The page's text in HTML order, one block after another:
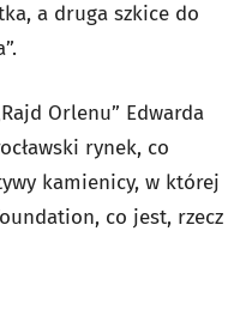
a druga szkice do
Orlenu” Edwarda
rynek, co
kamienicy, w której
co jest, rzecz